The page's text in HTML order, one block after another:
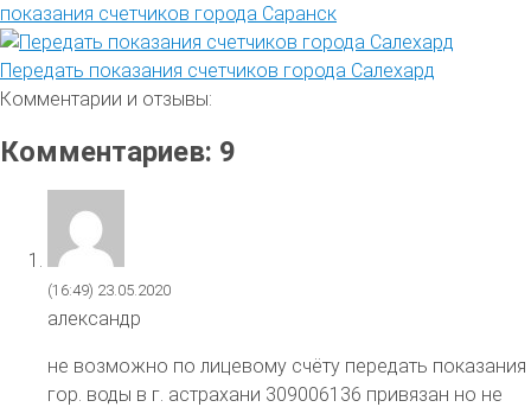
показания счетчиков города Саранск
Передать показания счетчиков города Салехард
Комментарии и отзывы:
Комментариев: 9
(16:49) 23.05.2020
александр
не возможно по лицевому счёту передать показания
гор. воды в г. астрахани 309006136 привязан но не